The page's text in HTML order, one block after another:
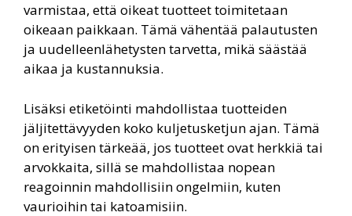
varmistaa, että oikeat tuotteet toimitetaan
oikeaan paikkaan. Tämä vähentää palautusten
ja uudelleenlähetysten tarvetta, mikä säästää
aikaa ja kustannuksia.
Lisäksi etiketöinti mahdollistaa tuotteiden
jäljitettävyyden koko kuljetusketjun ajan. Tämä
on erityisen tärkeää, jos tuotteet ovat herkkiä tai
arvokkaita, sillä se mahdollistaa nopean
reagoinnin mahdollisiin ongelmiin, kuten
vaurioihin tai katoamisiin.